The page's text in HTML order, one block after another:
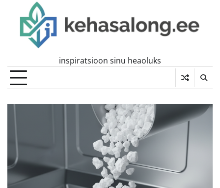
content
inspiratsioon sinu heaoluks